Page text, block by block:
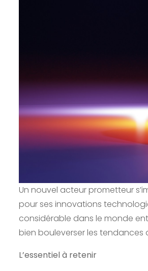
Un nouvel acteur prometteur
pour ses innovations
considérable dans le monde
bien bouleverser les tendances
L’essentiel à retenir